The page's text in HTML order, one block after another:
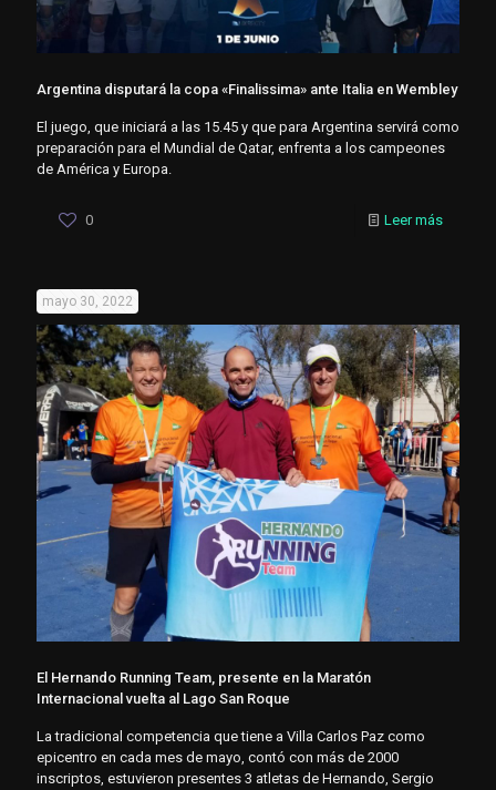
Argentina disputará la copa «Finalissima» ante Italia en Wembley
El juego, que iniciará a las 15.45 y que para Argentina servirá como
preparación para el Mundial de Qatar, enfrenta a los campeones
de América y Europa.
0 Leer más
mayo 30, 2022
El Hernando Running Team, presente en la Maratón
Internacional vuelta al Lago San Roque
La tradicional competencia que tiene a Villa Carlos Paz como
epicentro en cada mes de mayo, contó con más de 2000
inscriptos, estuvieron presentes 3 atletas de Hernando, Sergio